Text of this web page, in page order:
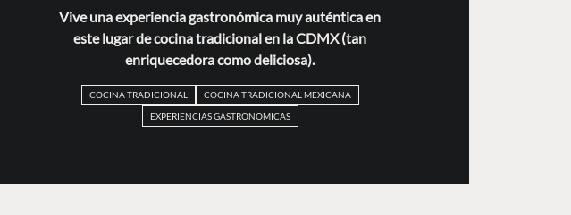
Vive una experiencia gastronómica muy auténtica en
este lugar de cocina tradicional en la CDMX (tan
enriquecedora como deliciosa).
COCINA TRADICIONAL
COCINA TRADICIONAL MEXICANA
EXPERIENCIAS GASTRONÓMICAS